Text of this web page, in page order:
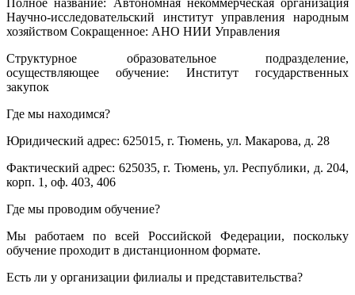
Полное название: Автономная некоммерческая организация
Научно-исследовательский институт управления народным
хозяйством Сокращенное: АНО НИИ Управления
Структурное образовательное подразделение,
осуществляющее обучение: Институт государственных
закупок
Где мы находимся?
Юридический адрес: 625015, г. Тюмень, ул. Макарова, д. 28
Фактический адрес: 625035, г. Тюмень, ул. Республики, д. 204,
корп. 1, оф. 403, 406
Где мы проводим обучение?
Мы работаем по всей Российской Федерации, поскольку
обучение проходит в дистанционном формате.
Есть ли у организации филиалы и представительства?